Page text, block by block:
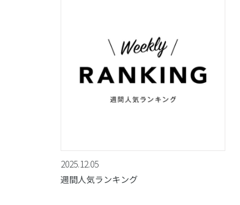
2025.12.05
週間人気ランキング